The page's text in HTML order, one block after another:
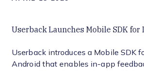
Userback Launches Mobile SDK for
Userback introduces a Mobile SDK
Android that enables in-app